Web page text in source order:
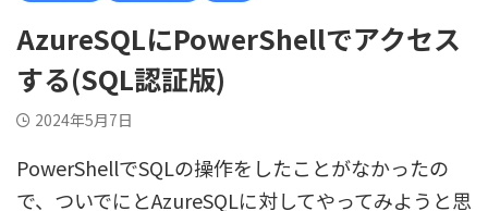
AzureSQLにPowerShellでアクセス
する(SQL認証版)
2024年5月7日
PowerShellでSQLの操作をしたことがなかったの
で、ついでにとAzureSQLに対してやってみようと思